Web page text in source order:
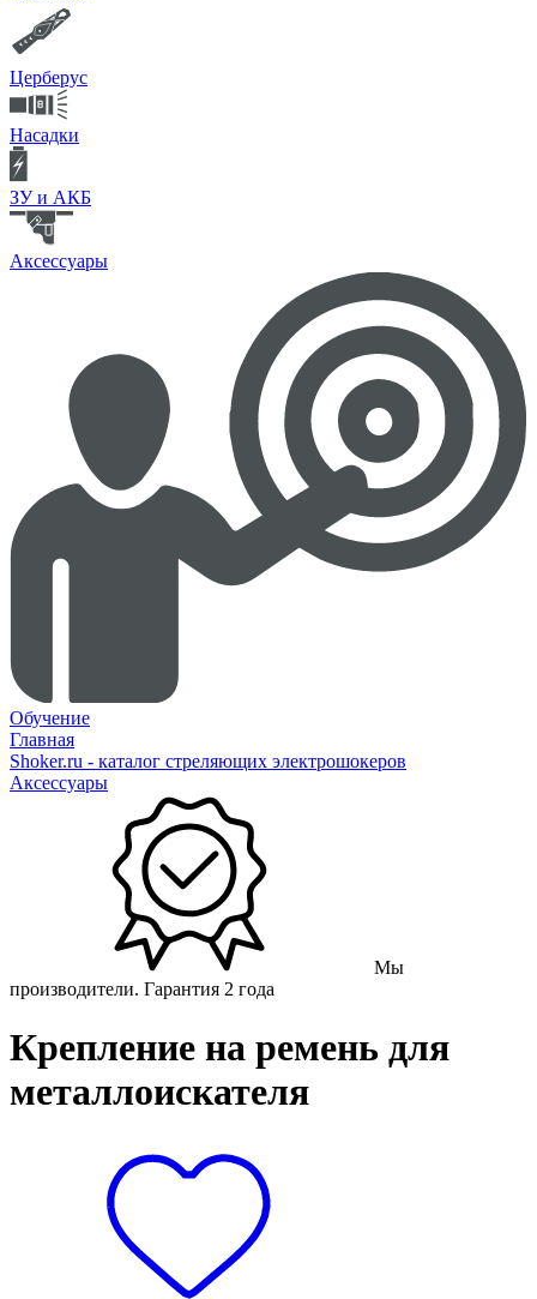
Церберус
Насадки
ЗУ и АКБ
Аксессуары
Обучение
Главная
Shoker.ru - каталог стреляющих электрошокеров
Аксессуары
Мы
производители. Гарантия 2 года
Крепление на ремень для
металлоискателя